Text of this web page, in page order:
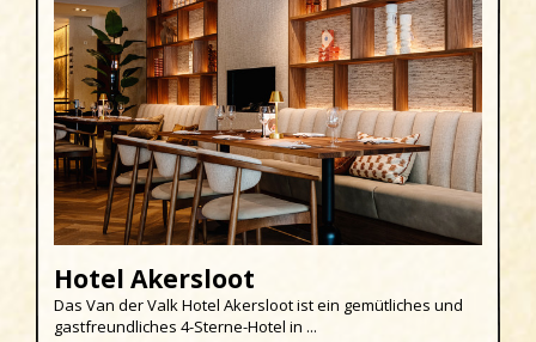
Hotel Akersloot
Das Van der Valk Hotel Akersloot ist ein gemütliches und
gastfreundliches 4-Sterne-Hotel in ...